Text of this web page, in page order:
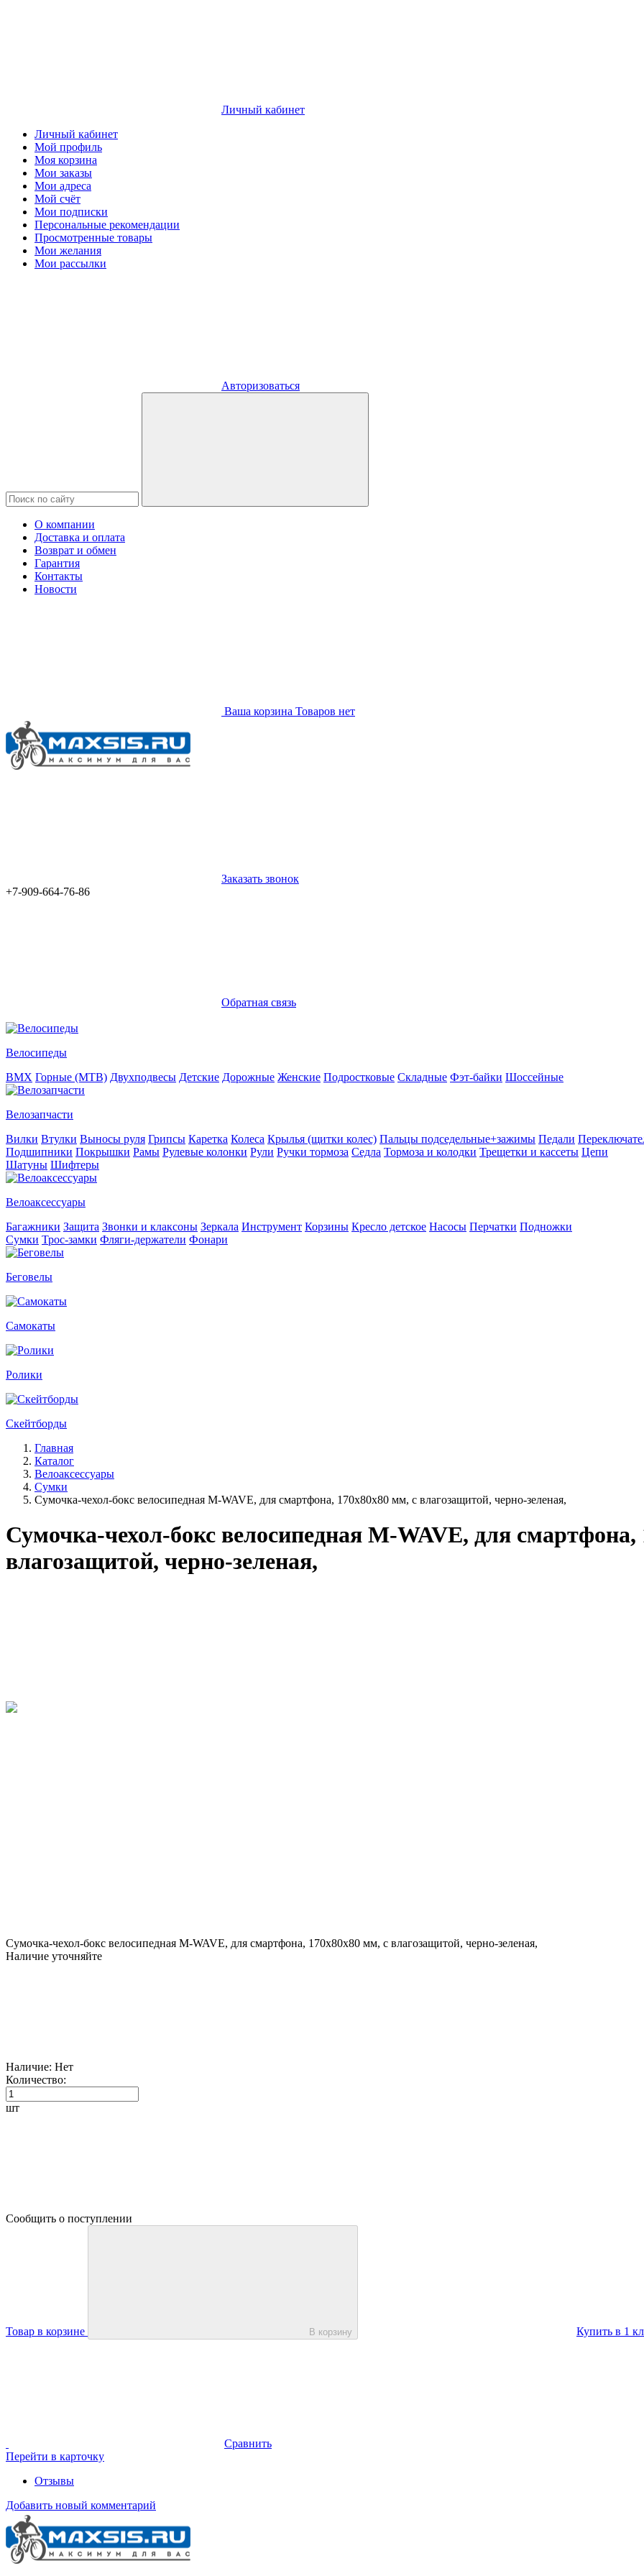
Личный кабинет
Личный кабинет
Мой профиль
Моя корзина
Мои заказы
Мои адреса
Мой счёт
Мои подписки
Персональные рекомендации
Просмотренные товары
Мои желания
Мои рассылки
Авторизоваться
О компании
Доставка и оплата
Возврат и обмен
Гарантия
Контакты
Новости
Ваша корзина Товаров нет
Заказать звонок
+7-909-664-76-86
Обратная связь
Велосипеды
BMX Горные (MTB) Двухподвесы Детские Дорожные Женские Подростковые Складные Фэт-байки Шоссейные
Велозапчасти
Вилки Втулки Выносы руля Грипсы Каретка Колеса Крылья (щитки колес) Пальцы подседельные+зажимы Педали
Подшипники Покрышки Рамы Рулевые колонки Рули Ручки тормоза Седла Тормоза и колодки Трещетки и кассеты Цепи
Шатуны Шифтеры
Велоаксессуары
Багажники Защита Звонки и клаксоны Зеркала Инструмент Корзины Кресло детское Насосы Перчатки Подножки
Сумки Трос-замки Фляги-держатели Фонари
Беговелы
Самокаты
Ролики
Скейтборды
Главная
Каталог
Велоаксессуары
Сумки
Сумочка-чехол-бокс велосипедная M-WAVE, для смартфона, 170х80х80 мм, с влагозащитой, черно-зеленая,
Сумочка-чехол-бокс велосипедная M-WAVE, для смартфона,
влагозащитой, черно-зеленая,
Сумочка-чехол-бокс велосипедная M-WAVE, для смартфона, 170х80х80 мм, с влагозащитой, черно-зеленая,
Наличие уточняйте
Наличие: Нет
Количество:
шт
Сообщить о поступлении
Товар в корзине В корзину Купить в 1
Сравнить
Перейти в карточку
Отзывы
Добавить новый комментарий